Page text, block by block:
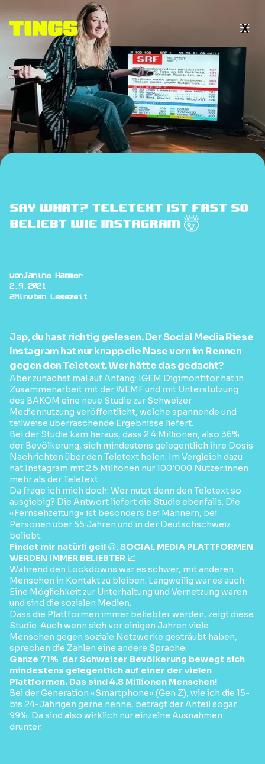

X
Say what? Teletext ist fast so
beliebt wie Instagram 🤯
vonJanine Hammer
2.9.2021
2Minuten Lesezeit
Jap, du hast richtig gelesen. Der Social Media Riese
Instagram hat nur knapp die Nase vorn im Rennen
gegen den Teletext. Wer hätte das gedacht?
Aber zunächst mal auf Anfang: IGEM Digimontitor hat in
Zusammenarbeit mit der WEMF und mit Unterstützung
des BAKOM eine neue Studie zur Schweizer
Mediennutzung veröffentlicht, welche spannende und
teilweise überraschende Ergebnisse liefert.
Bei der Studie kam heraus, dass 2.4 Millionen, also 36%
der Bevölkerung, sich mindestens gelegentlich ihre Dosis
Nachrichten über den Teletext holen. Im Vergleich dazu
hat Instagram mit 2.5 Millionen nur 100'000 Nutzer:innen
mehr als der Teletext.
Da frage ich mich doch: Wer nutzt denn den Teletext so
ausgiebig? Die Antwort liefert die Studie ebenfalls. Die
«Fernsehzeitung» ist besonders bei Männern, bei
Personen über 55 Jahren und in der Deutschschweiz
beliebt.
Findet mir natürli geil 😀: SOCIAL MEDIA PLATTFORMEN
WERDEN IMMER BELIEBTER 📈
Während den Lockdowns war es schwer, mit anderen
Menschen in Kontakt zu bleiben. Langweilig war es auch.
Eine Möglichkeit zur Unterhaltung und Vernetzung waren
und sind die sozialen Medien.
Dass die Plattformen immer beliebter werden, zeigt diese
Studie. Auch wenn sich vor einigen Jahren viele
Menschen gegen soziale Netzwerke gesträubt haben,
sprechen die Zahlen eine andere Sprache.
Ganze 71% der Schweizer Bevölkerung bewegt sich
mindestens gelegentlich auf einer der vielen
Plattformen. Das sind 4.8 Millionen Menschen!
Bei der Generation «Smartphone» (Gen Z), wie ich die 15-
bis 24-Jährigen gerne nenne, beträgt der Anteil sogar
99%. Da sind also wirklich nur einzelne Ausnahmen
drunter.